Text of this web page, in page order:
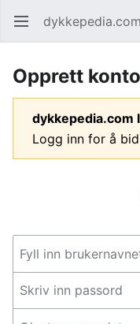
Åpne hovedmenyen dykkepedia.com
Opprett konto
dykkepedia.com
Logg inn for å